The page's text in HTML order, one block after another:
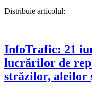
Distribuie articolul:
InfoTrafic: 21
lucrărilor de
străzilor, aleilor